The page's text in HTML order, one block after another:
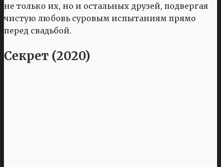
не только их, но и остальных друзей, подвергая
чистую любовь суровым испытаниям прямо
перед свадьбой.
Секрет (2020)